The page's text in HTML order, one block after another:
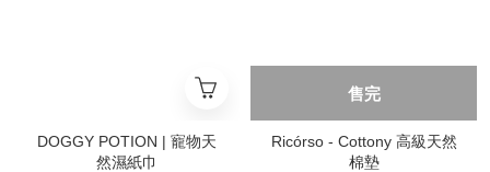
DOGGY POTION | 寵物天
然濕紙巾
售完
Ricórso - Cottony 高級天然
棉墊